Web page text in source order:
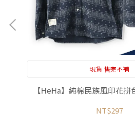
現貨 售完不補
【HeHa】純棉民族風印花
NT$297